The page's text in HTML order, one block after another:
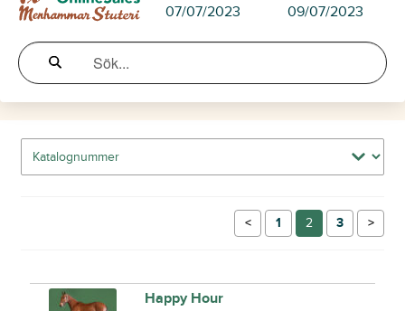
07/07/2023
09/07/2023
← 1 2 3 →
Happy Hour